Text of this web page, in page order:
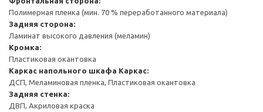
Полимерная пленка (мин. 70 % переработанного материала)
Задняя сторона:
Ламинат высокого давления (меламин)
Кромка:
Пластиковая окантовка
Каркас напольного шкафа Каркас:
ДСП, Меламиновая пленка, Пластиковая окантовка
Задняя стенка:
ДВП, Акриловая краска